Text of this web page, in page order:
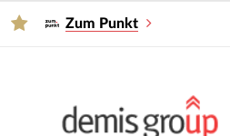
Zum Punkt